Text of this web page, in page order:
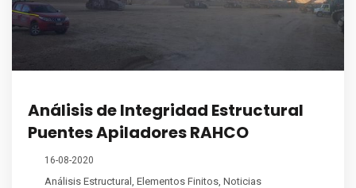
Análisis de Integridad Estructural
Puentes Apiladores RAHCO
16-08-2020
Análisis Estructural Elementos Finitos Noticias